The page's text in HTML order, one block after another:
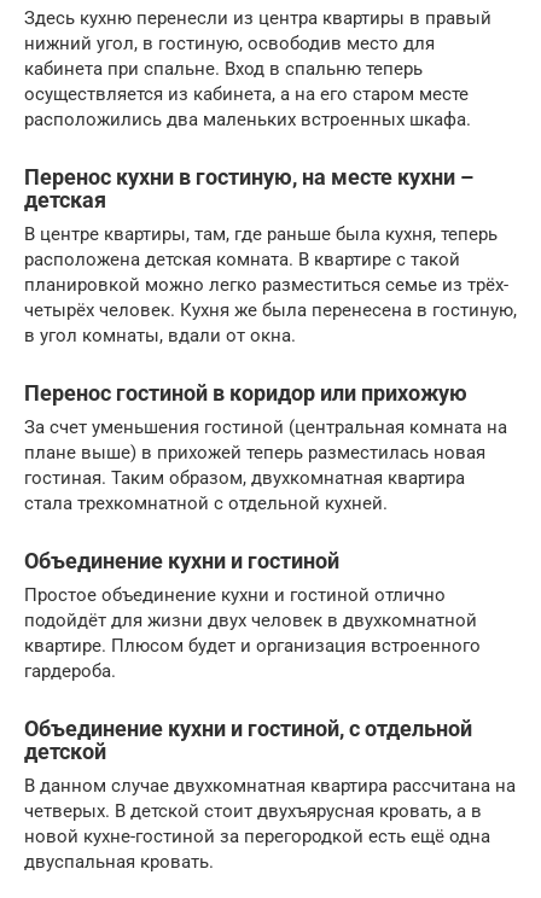
Здесь кухню перенесли из центра квартиры в правый
нижний угол, в гостиную, освободив место для
кабинета при спальне. Вход в спальню теперь
осуществляется из кабинета, а на его старом месте
расположились два маленьких встроенных шкафа.
Перенос кухни в гостиную, на месте кухни –
детская
В центре квартиры, там, где раньше была кухня, теперь
расположена детская комната. В квартире с такой
планировкой можно легко разместиться семье из трёх-
четырёх человек. Кухня же была перенесена в гостиную,
в угол комнаты, вдали от окна.
Перенос гостиной в коридор или прихожую
За счет уменьшения гостиной (центральная комната на
плане выше) в прихожей теперь разместилась новая
гостиная. Таким образом, двухкомнатная квартира
стала трехкомнатной с отдельной кухней.
Объединение кухни и гостиной
Простое объединение кухни и гостиной отлично
подойдёт для жизни двух человек в двухкомнатной
квартире. Плюсом будет и организация встроенного
гардероба.
Объединение кухни и гостиной, с отдельной
детской
В данном случае двухкомнатная квартира рассчитана на
четверых. В детской стоит двухъярусная кровать, а в
новой кухне-гостиной за перегородкой есть ещё одна
двуспальная кровать.